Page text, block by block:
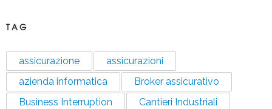
TAG
assicurazione
assicurazioni
azienda informatica
Broker assicurativo
Business Interruption
Cantieri Industriali